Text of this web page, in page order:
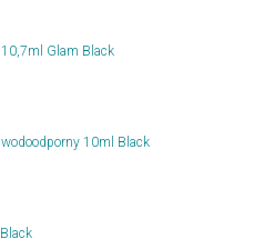
Glam Black
10ml Black